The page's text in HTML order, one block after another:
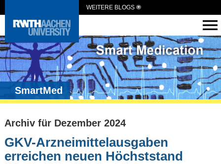
WEITERE BLOGS
SmartMed
Archiv für Dezember 2024
GKV-Arzneimittelausgaben
erreichen neuen Höchststand